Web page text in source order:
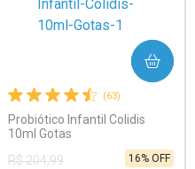
(63)
Probiótico Infantil Colidis
10ml Gotas
R$ 204,99
16% OFF
COMPRAR